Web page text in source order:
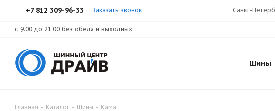
+7 812 309-96-33 Заказать звонок Санкт-
с 9.00 до 21.00 без обеда и выходных
Шины
Главная - Каталог - Шины - Кама